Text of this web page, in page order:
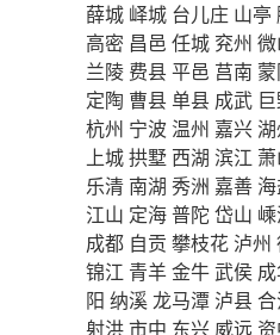
薛城 峄城 台儿庄 山亭
高密 昌邑 任城 兖州
兰陵 费县平邑 莒南
定陶 曹县单县 成武
杭州 宁波 温州 嘉兴
上城拱墅 西湖 滨江
乐清 南湖 秀洲 嘉善
江山 定海普陀 岱山
成都 自贡 攀枝花 泸州
锦江 青羊金牛武侯
阳 纳溪龙马潭 泸县
射洪市中 东兴 威远